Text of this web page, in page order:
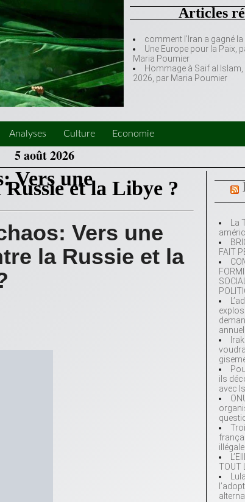
Articles
comment l’Iran a gagné
Une Europe pour la Paix,
Maria Poumier
Hommage à Saif al
2026, par Maria Poumier
Analyses Culture Economie
5 août 2026
La
FAIT
annuel
ils
avec
TOUT
Vers uneet la Libye ?
Vers une
la Russie et la